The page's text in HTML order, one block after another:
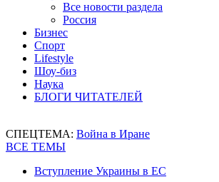
Все новости раздела
Россия
Бизнес
Спорт
Lifestyle
Шоу-биз
Наука
БЛОГИ ЧИТАТЕЛЕЙ
СПЕЦТЕМА: Война в Иране
ВСЕ ТЕМЫ
Вступление Украины в ЕС